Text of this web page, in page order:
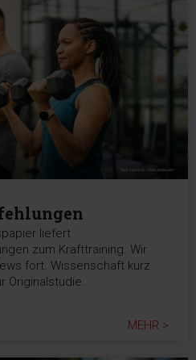
liefert
zum Krafttraining. Wir
fort. Wissenschaft kurz
Originalstudie.
MEHR >